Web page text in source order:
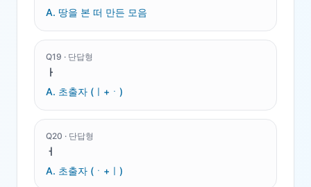
A. 땅을 본 떠 만든 모음
Q19 · 단답형
ㅏ
A. 초출자 (ㅣ+ㆍ)
Q20 · 단답형
ㅓ
A. 초출자 (ㆍ+ㅣ)